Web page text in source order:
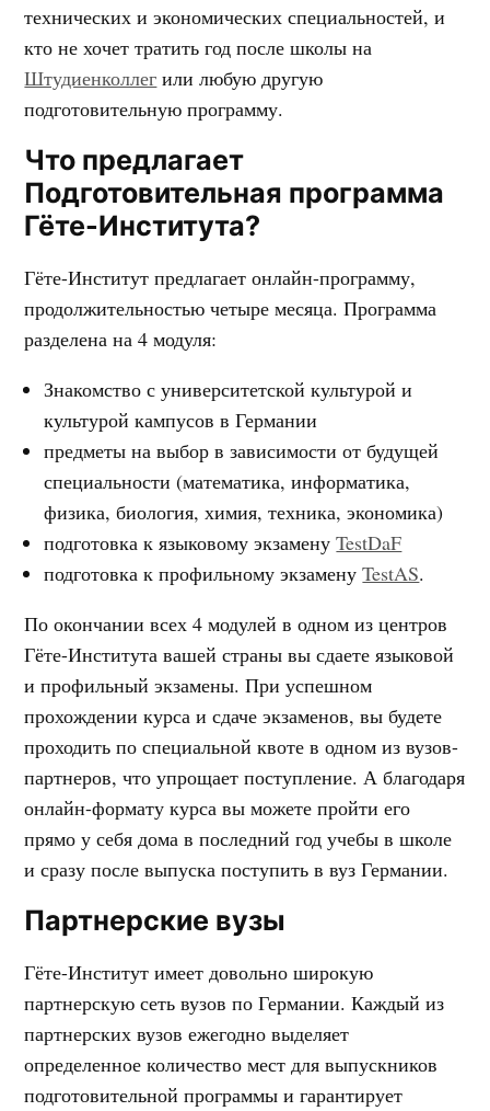
технических и экономических специальностей, и
кто не хочет тратить год после школы на
Штудиенколлег или любую другую
подготовительную программу.
Что предлагает
Подготовительная программа
Гёте-Института?
Гёте-Институт предлагает онлайн-программу,
продолжительностью четыре месяца. Программа
разделена на 4 модуля:
Знакомство с университетской культурой и
культурой кампусов в Германии
предметы на выбор в зависимости от будущей
специальности (математика, информатика,
физика, биология, химия, техника, экономика)
подготовка к языковому экзаменуTestDaF
подготовка к профильному экзаменуTestAS.
По окончании всех 4 модулей в одном из центров
Гёте-Института вашей страны вы сдаете языковой
и профильный экзамены. При успешном
прохождении курса и сдаче экзаменов, вы будете
проходить по специальной квоте в одном из вузов-
партнеров, что упрощает поступление. А благодаря
онлайн-формату курса вы можете пройти его
прямо у себя дома в последний год учебы в школе
и сразу после выпуска поступить в вуз Германии.
Партнерские вузы
Гёте-Институт имеет довольно широкую
партнерскую сеть вузов по Германии. Каждый из
партнерских вузов ежегодно выделяет
определенное количество мест для выпускников
подготовительной программы и гарантирует